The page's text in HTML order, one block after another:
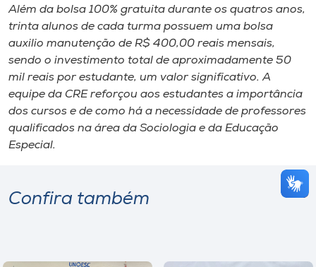
Além da bolsa 100% gratuita durante os quatros anos,
trinta alunos de cada turma possuem uma bolsa
auxilio manutenção de R$ 400,00 reais mensais,
sendo o investimento total de aproximadamente 50
mil reais por estudante, um valor significativo. A
equipe da CRE reforçou aos estudantes a importância
dos cursos e de como há a necessidade de professores
qualificados na área da Sociologia e da Educação
Especial.
Confira também